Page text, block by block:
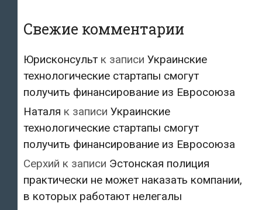
Свежие комментарии
Юрисконсульт к записи Украинские
технологические стартапы смогут
получить финансирование из Евросоюза
Наталя к записи Украинские
технологические стартапы смогут
получить финансирование из Евросоюза
Серхий к записи Эстонская полиция
практически не может наказать компании,
в которых работают нелегалы